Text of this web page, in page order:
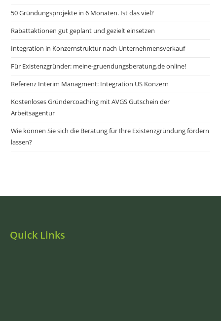
50 Gründungsprojekte in 6 Monaten. Ist das viel?
Rabattaktionen gut geplant und gezielt einsetzen
Integration in Konzernstruktur nach Unternehmensverkauf
Für Existenzgründer: meine-gruendungsberatung.de online!
Referenz Interim Managment: Integration US Konzern
Kostenloses Gründercoaching mit AVGS Gutschein der
Arbeitsagentur
Wie können Sie sich die Beratung für Ihre Existenzgründung fördern
lassen?
Quick Links